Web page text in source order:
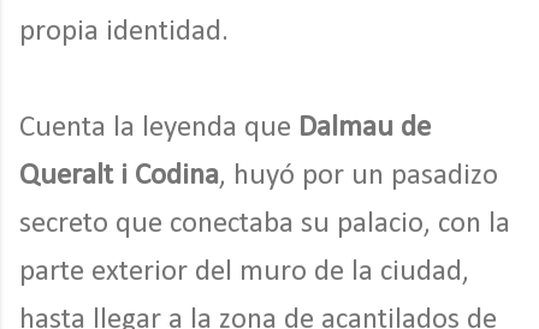
propia identidad.
Cuenta la leyenda que Dalmau de
Queralt i Codina, huyó por un pasadizo
secreto que conectaba su palacio, con la
parte exterior del muro de la ciudad,
hasta llegar a la zona de acantilados de